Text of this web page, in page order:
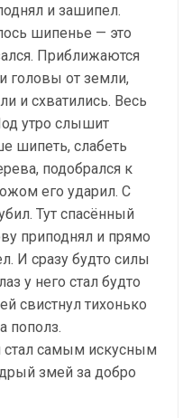
и зашипел.
шипенье — это
Приближаются
головы от земли,
и схватились. Весь
утро слышит
шипеть, слабеть
подобрался к
его ударил. С
Тут спасённый
приподнял и прямо
И сразу будто силы
у него стал будто
свистнул тихонько
пополз.
стал самым искусным
змей за добро